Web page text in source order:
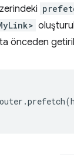
önceden
.prefetch(